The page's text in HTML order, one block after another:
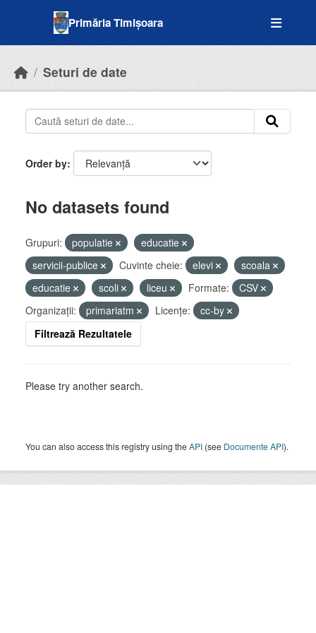
Primăria Timișoara
Seturi de date
Order by
No datasets found
Grupuri: populatie
educatie
servicii-publice
Cuvinte cheie: elevi
scoala
educatie
scoli liceu Formate:
CSV
Organizații:
primariatm Licenţe:
cc-by
Filtrează Rezultatele
Please try another search.
You can also access this registry using theAPI (see Documente API).